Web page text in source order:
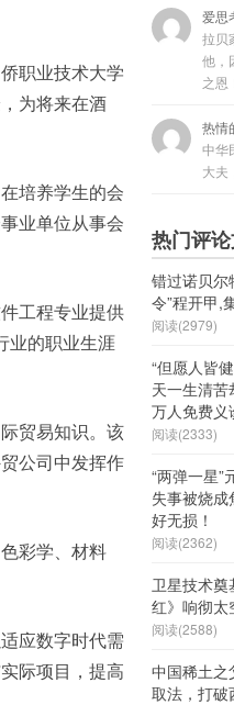
职业技术大学
为将来在酒
培养学生的会
业单位从事会
工程专业提供
业的职业生涯
贸易知识。该
公司中发挥作
彩学、材料
应数字时代需
际项目，提高
爱思
拉贝
他，
之恩
热情
中华
大夫
热门评
错过诺贝尔
令”程开甲,
阅读(2979)
“但愿人皆
天一生清
万人免费义
阅读(2333)
“两弹一星
失事被烧
好无损！
阅读(2362)
卫星技术奠
红》响彻太
阅读(2588)
中国稀土之
取法，打破